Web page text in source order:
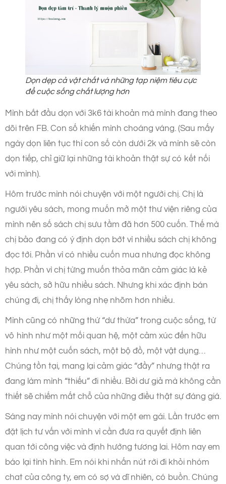
Dọn dẹp cả vật chất và những tạp niệm tiêu cực
để cuộc sống chất lượng hơn
Mình bắt đầu dọn với 3k6 tài khoản mà mình đang theo
dõi trên FB. Con số khiến mình choáng váng. (Sau mấy
ngày dọn liên tục thì con số còn dưới 2k và mình sẽ còn
dọn tiếp, chỉ giữ lại những tài khoản thật sự có kết nối
với mình).
Hôm trước mình nói chuyện với một người chị. Chị là
người yêu sách, mong muốn mở một thư viện riêng của
mình nên số sách chị sưu tầm đã hơn 500 cuốn. Thế mà
chị bảo đang có ý định dọn bớt vì nhiều sách chị không
đọc tới. Phần vì có nhiều cuốn mua nhưng đọc không
hợp. Phần vì chị từng muốn thỏa mãn cảm giác là kẻ
yêu sách, sở hữu nhiều sách. Nhưng khi xác định bán
chúng đi, chị thấy lòng nhẹ nhõm hơn nhiều.
Mình cũng có những thứ “dư thừa” trong cuộc sống, từ
vô hình như một mối quan hệ, một cảm xúc đến hữu
hình như một cuốn sách, một bộ đồ, một vật dụng…
Chúng tồn tại, mang lại cảm giác “đầy” nhưng thật ra
đang làm mình “thiếu” đi nhiều. Bởi dư giả mà không cần
thiết sẽ chiếm mất chỗ của những điều thật sự đáng giá.
Sáng nay mình nói chuyện với một em gái. Lần trước em
đặt lịch tư vấn với mình vì cần đưa ra quyết định liên
quan tới công việc và định hướng tương lai. Hôm nay em
báo lại tình hình. Em nói khi nhấn nút rời đi khỏi nhóm
chat của công ty, em có sợ và dĩ nhiên, có buồn. Chúng